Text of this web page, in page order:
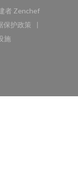
者 Zenchef((在新窗口
))
保护政策
((在新窗口中打开))
))
施
新窗口中打开))